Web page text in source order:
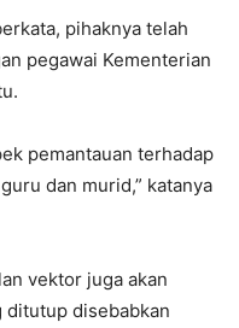
pihaknya telah
pegawai Kementerian
pemantauan terhadap
dan murid,” katanya
vektor juga akan
ditutup disebabkan